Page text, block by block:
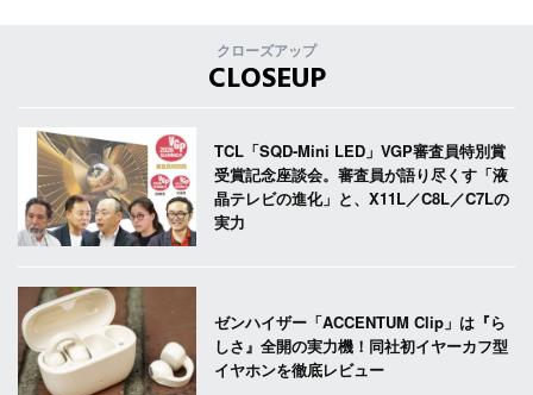
クローズアップ
CLOSEUP
TCL「SQD-Mini LED」VGP審査員特別賞
受賞記念座談会。審査員が語り尽くす「液
晶テレビの進化」と、X11L／C8L／C7Lの
実力
ゼンハイザー「ACCENTUM Clip」は『ら
しさ』全開の実力機！同社初イヤーカフ型
イヤホンを徹底レビュー